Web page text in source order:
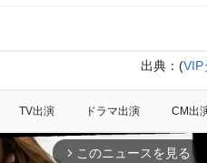
出典： (VIP
TV出演 ドラマ出演 CM出
arrow_forward_ios このニュースを見る